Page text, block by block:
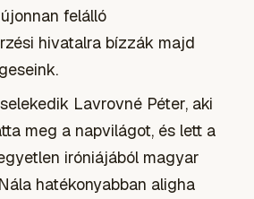
felálló
hivatalra bízzák majd
Lavrovné Péter, aki
meg a napvilágot, és lett a
iróniájából magyar
hatékonyabban aligha